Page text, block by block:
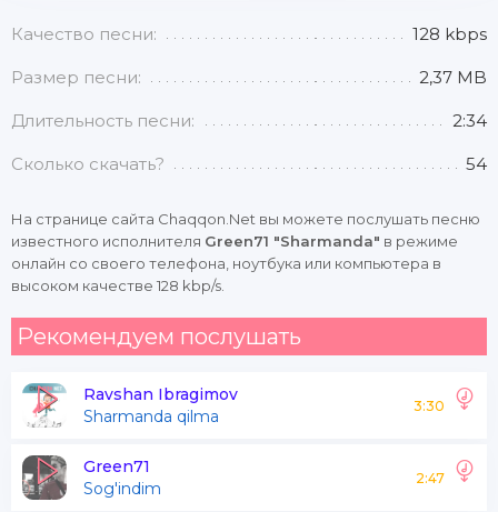
Качество песни: 128 kbps
Размер песни: 2,37 MB
Длительность песни: 2:34
Сколько скачать? 54
На странице сайта Chaqqon.Net вы можете послушать песню
известного исполнителя Green71 "Sharmanda" в режиме
онлайн со своего телефона, ноутбука или компьютера в
высоком качестве 128 kbp/s.
Рекомендуем послушать
Ravshan Ibragimov
Sharmanda qilma
3:30
Green71
Sog'indim
2:47